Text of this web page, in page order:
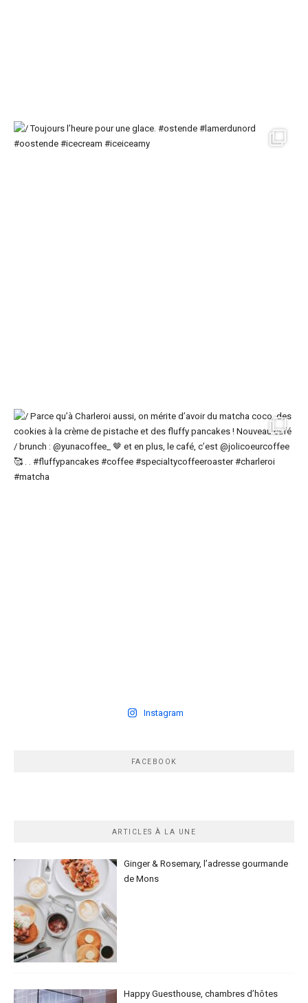
Instagram
FACEBOOK
ARTICLES À LA UNE
Ginger & Rosemary, l’adresse gourmande
de Mons
Happy Guesthouse, chambres d’hôtes